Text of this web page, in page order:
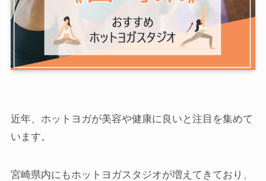
近年、ホットヨガが美容や健康に良いと注目を集めて
います。
宮崎県内にもホットヨガスタジオが増えてきており、